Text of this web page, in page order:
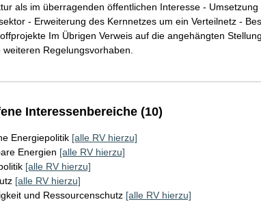
als im überragenden öffentlichen Interesse -
- Erweiterung des Kernnetzes um ein Verteilnetz -
Im Übrigen Verweis auf die angehängten
weiteren Regelungsvorhaben.
Interessenbereiche (10)
Energiepolitik [alle RV hierzu]
Energien [alle RV hierzu]
[alle RV hierzu]
[alle RV hierzu]
und Ressourcenschutz [alle RV hierzu]